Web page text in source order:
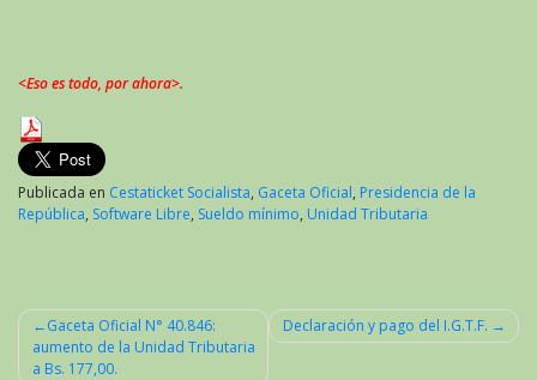
<Eso es todo, por ahora>.
Publicada en Cestaticket Socialista, Gaceta Oficial, Presidencia de la
República, Software Libre, Sueldo mínimo, Unidad Tributaria
Navegación
Gaceta Oficial N° 40.846:
aumento de la Unidad Tributaria
a Bs. 177,00.
Declaración y pago del I.G.T.F.